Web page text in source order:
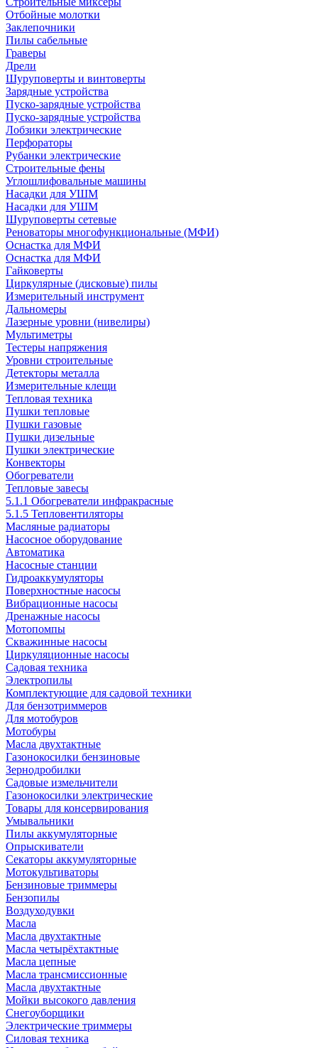
Отбойные молотки
Заклепочники
Пилы сабельные
Граверы
Дрели
Шуруповерты и винтоверты
Зарядные устройства
Пуско-зарядные устройства
Пуско-зарядные устройства
Лобзики электрические
Перфораторы
Рубанки электрические
Строительные фены
Углошлифовальные машины
Насадки для УШМ
Насадки для УШМ
Шуруповерты сетевые
Реноваторы многофункциональные (МФИ)
Оснастка для МФИ
Оснастка для МФИ
Гайковерты
Циркулярные (дисковые) пилы
Измерительный инструмент
Дальномеры
Лазерные уровни (нивелиры)
Мультиметры
Тестеры напряжения
Уровни строительные
Детекторы металла
Измерительные клещи
Тепловая техника
Пушки тепловые
Пушки газовые
Пушки дизельные
Пушки электрические
Конвекторы
Обогреватели
Тепловые завесы
5.1.1 Обогреватели инфракрасные
5.1.5 Тепловентиляторы
Масляные радиаторы
Насосное оборудование
Автоматика
Насосные станции
Гидроаккумуляторы
Поверхностные насосы
Вибрационные насосы
Дренажные насосы
Мотопомпы
Скважинные насосы
Циркуляционные насосы
Садовая техника
Электропилы
Комплектующие для садовой техники
Для бензотриммеров
Для мотобуров
Мотобуры
Масла двухтактные
Газонокосилки бензиновые
Зернодробилки
Садовые измельчители
Газонокосилки электрические
Товары для консервирования
Умывальники
Пилы аккумуляторные
Опрыскиватели
Секаторы аккумуляторные
Мотокультиваторы
Бензиновые триммеры
Бензопилы
Воздуходувки
Масла
Масла двухтактные
Масла четырёхтактные
Масла цепные
Масла трансмиссионные
Масла двухтактные
Мойки высокого давления
Снегоуборщики
Электрические триммеры
Силовая техника